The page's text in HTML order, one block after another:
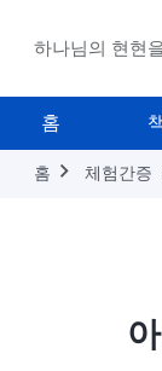
하나님의 현현
홈
홈 체험간증